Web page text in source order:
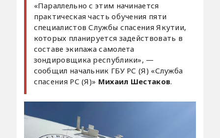
«Параллельно с этим начинается
практическая часть обучения пяти
специалистов Службы спасения Якутии,
которых планируется задействовать в
составе экипажа самолета
зондировщика республики», —
сообщил начальник ГБУ РС (Я) «Служба
спасения РС (Я)» Михаил Шестаков.